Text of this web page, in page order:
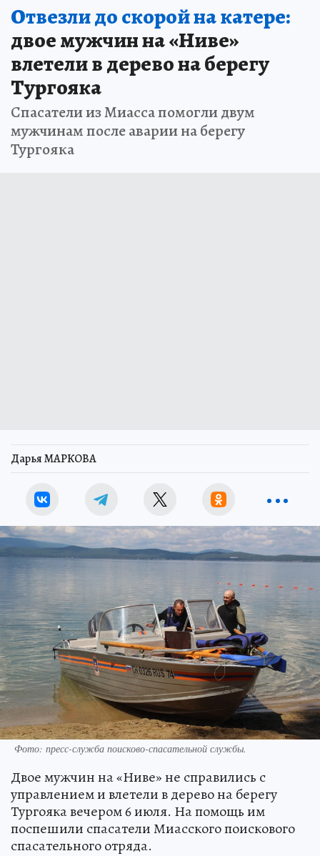
Отвезли до скорой на катере:
двое мужчин на «Ниве»
влетели в дерево на берегу
Тургояка
Спасатели из Миасса помогли двум
мужчинам после аварии на берегу
Тургояка
Дарья МАРКОВА
Фото: пресс-служба поисково-спасательной службы.
Двое мужчин на «Ниве» не справились с
управлением и влетели в дерево на берегу
Тургояка вечером 6 июля. На помощь им
поспешили спасатели Миасского поискового
спасательного отряда.